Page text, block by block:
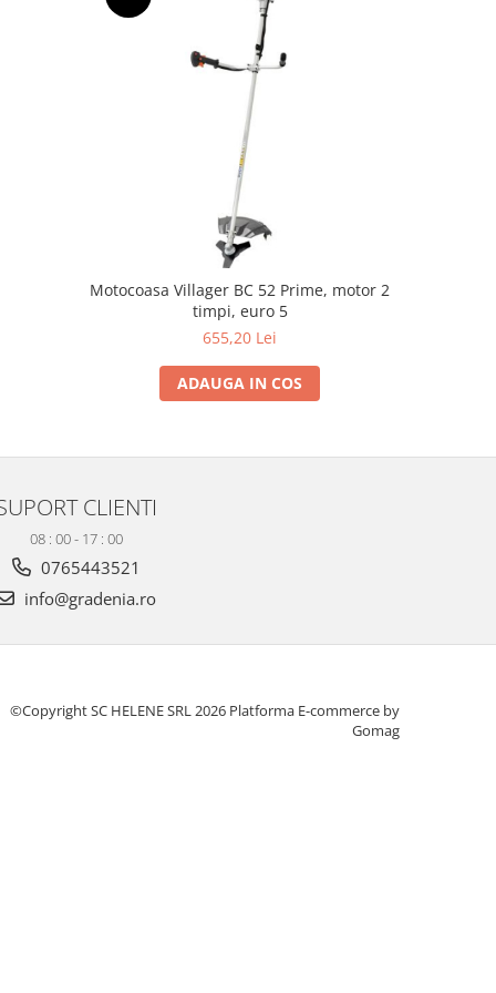
Motocoasa Villager BC 52 Prime, motor 2
timpi, euro 5
655,20 Lei
ADAUGA IN COS
CLIENTI
08 : 00 - 17 : 00
0765443521
info@gradenia.ro
©Copyright SC HELENE SRL 2026 Platforma E-commerce by
Gomag